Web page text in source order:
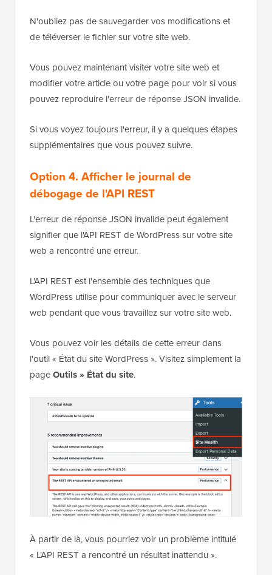
N'oubliez pas de sauvegarder vos modifications et
de téléverser le fichier sur votre site web.
Vous pouvez maintenant visiter votre site web et
modifier votre article ou votre page pour voir si vous
pouvez reproduire l'erreur de réponse JSON invalide.
Si vous voyez toujours l'erreur, il y a quelques étapes
supplémentaires que vous pouvez suivre.
Option 4. Afficher le journal de
débogage de l'API REST
L'erreur de réponse JSON invalide peut également
signifier que l'API REST de WordPress sur votre site
web a rencontré une erreur.
L'API REST est l'ensemble des techniques que
WordPress utilise pour communiquer avec le serveur
web pendant que vous travaillez sur votre site web.
Vous pouvez voir les détails de cette erreur dans
l'outil « État du site WordPress ». Visitez simplement la
pageOutils » État du site.
À partir de là, vous pourriez voir un problème intitulé
« L'API REST a rencontré un résultat inattendu ».